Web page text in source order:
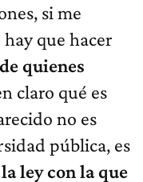
si me
que hacer
quienes
claro qué es
no es
pública, es
ley con la que